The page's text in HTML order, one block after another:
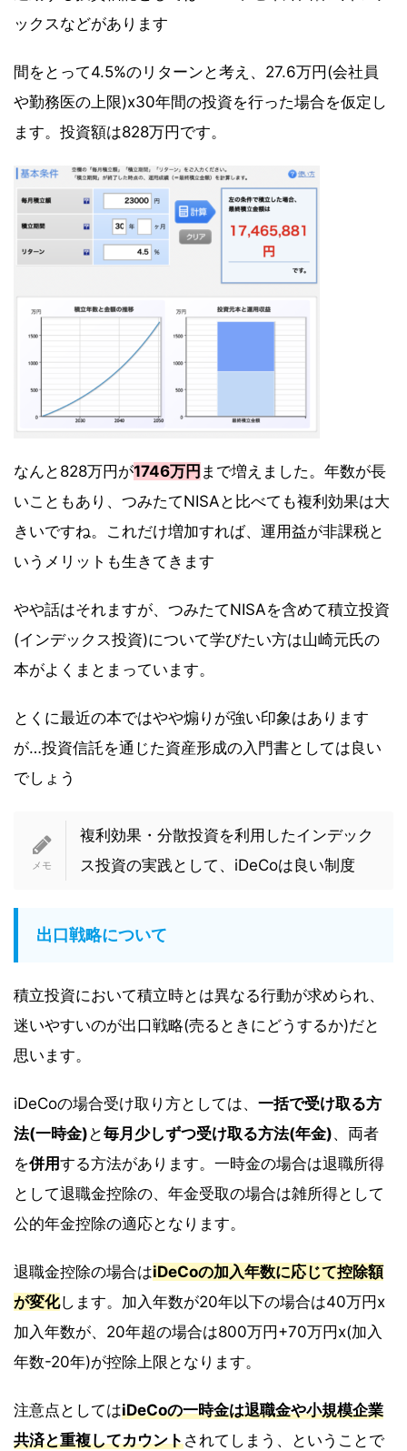
ックスなどがあります
間をとって4.5%のリターンと考え、27.6万円(会社員
や勤務医の上限)x30年間の投資を行った場合を仮定し
ます。投資額は828万円です。
なんと828万円が1746万円 まで増えました。年数が長
いこともあり、つみたてNISAと比べても複利効果は大
きいですね。これだけ増加すれば、運用益が非課税と
いうメリットも生きてきます
やや話はそれますが、つみたてNISAを含めて積立投資
(インデックス投資)について学びたい方は山崎元氏の
本がよくまとまっています。
とくに最近の本ではやや煽りが強い印象はあります
が…投資信託を通じた資産形成の入門書としては良い
でしょう
複利効果・分散投資を利用したインデック
ス投資の実践として、iDeCoは良い制度
出口戦略について
積立投資において積立時とは異なる行動が求められ、
迷いやすいのが出口戦略(売るときにどうするか)だと
思います。
iDeCoの場合受け取り方としては、 一括で受け取る方
法(一時金) と毎月少しずつ受け取る方法(年金)、両者
を併用する方法があります。一時金の場合は退職所得
として退職金控除の、年金受取の場合は雑所得として
公的年金控除の適応となります。
退職金控除の場合はiDeCoの加入年数に応じて控除額
が変化します。加入年数が20年以下の場合は40万円x
加入年数が、20年超の場合は800万円+70万円x(加入
年数-20年)が控除上限となります。
注意点としてはiDeCoの一時金は退職金や小規模企業
共済と重複してカウントされてしまう、ということで